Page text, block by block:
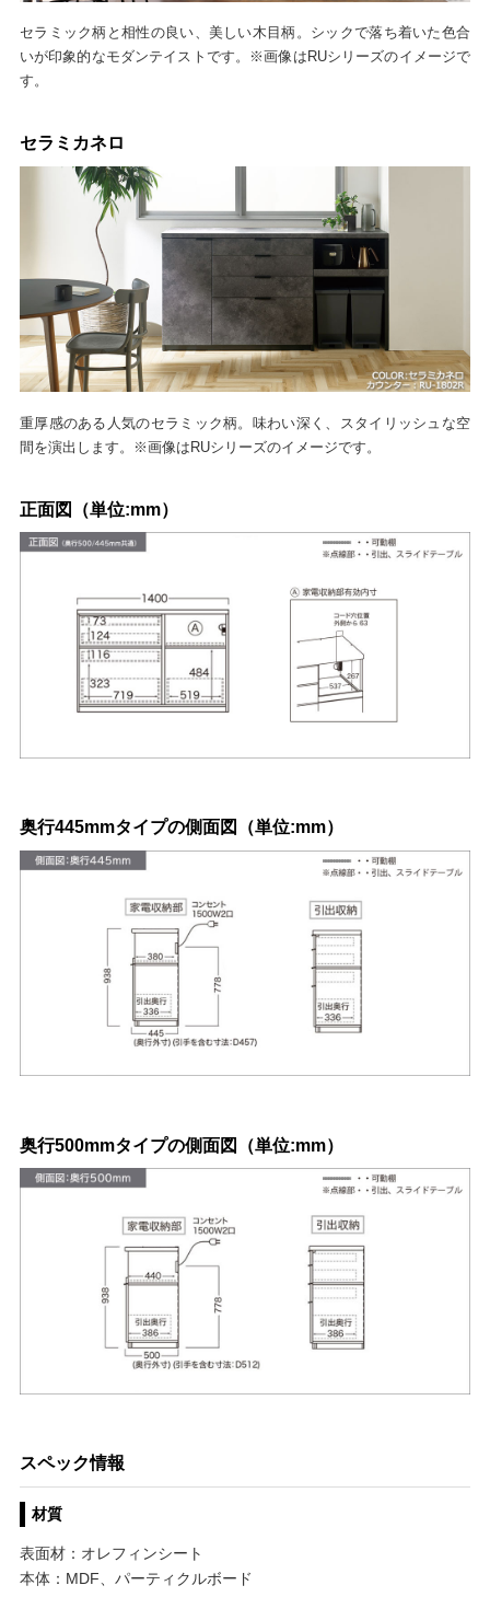
セラミック柄と相性の良い、美しい木目柄。シックで落ち着いた色合
いが印象的なモダンテイストです。※画像はRUシリーズのイメージで
す。
セラミカネロ
重厚感のある人気のセラミック柄。味わい深く、スタイリッシュな空
間を演出します。※画像はRUシリーズのイメージです。
正面図（単位:mm）
奥行445mmタイプの側面図（単位:mm）
奥行500mmタイプの側面図（単位:mm）
スペック情報
材質
表面材：オレフィンシート
本体：MDF、パーティクルボード